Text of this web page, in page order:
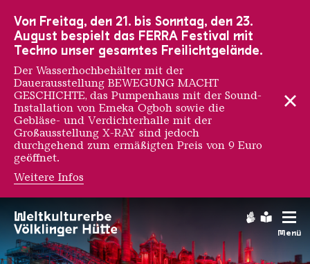
Menü
Hochofengruppe in Rot
Von Freitag, den 21. bis Sonntag, den 23.
August bespielt das FERRA Festival mit
Techno unser gesamtes Freilichtgelände.
Der Wasserhochbehälter mit der
Dauerausstellung BEWEGUNG MACHT
GESCHICHTE, das Pumpenhaus mit der Sound-
Installation von Emeka Ogboh sowie die
Gebläse- und Verdichterhalle mit der
Großausstellung X-RAY sind jedoch
durchgehend zum ermäßigten Preis von 9 Euro
geöffnet.
Weitere Infos